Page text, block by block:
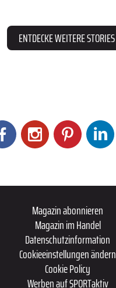
ENTDECKE WEITERE STORIES
Magazin abonnieren
Magazin im Handel
Datenschutzinformation
Cookieeinstellungen ändern
Cookie Policy
Werben auf SPORTaktiv